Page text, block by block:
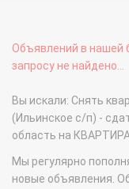
Объявлений в нашей
запросу не найдено...
Вы искали: Снять
(Ильинское с/п) -
область на
Мы регулярно
новые объявления.